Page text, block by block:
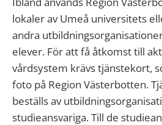
lokaler av Umeå universitets
andra
elever. För att få åtkomst till
vårdsystem krävs tjänstekort,
foto på Region Västerbotten.
beställs av
studieansvariga. Till de